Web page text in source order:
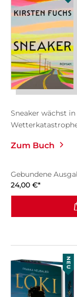
Sneaker wächst
Zum Buch
Gebundene
24,00 €*
NEU